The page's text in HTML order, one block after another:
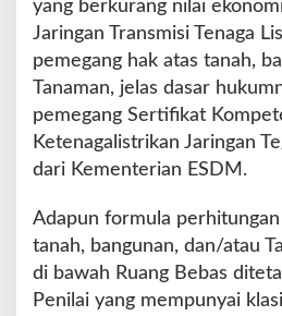
yang berkurang nilai
Jaringan Transmisi Tenaga
pemegang hak atas tanah,
Tanaman, jelas dasar
pemegang Sertifikat
Ketenagalistrikan Jaringan
dari Kementerian ESDM.
Adapun formula perhitungan
tanah, bangunan, dan/atau
di bawah Ruang Bebas
Penilai yang mempunyai